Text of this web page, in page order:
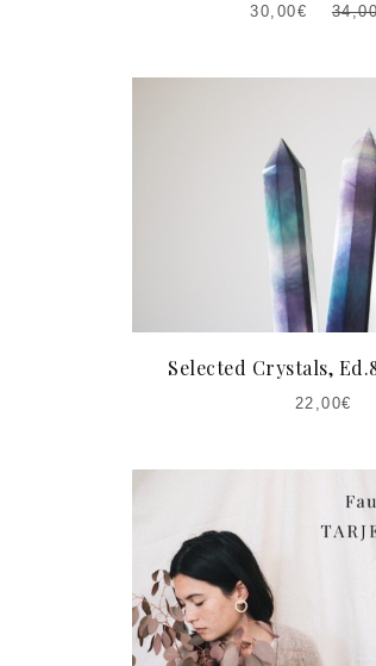
EL
34,00€.
30,00€
EL
Selected Crystals,
22,00€